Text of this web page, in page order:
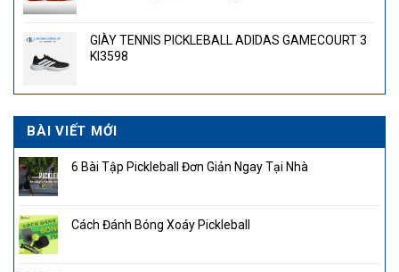
4.300.000₫.là:
GIÀY TENNIS PICKLEBALL ADIDAS GAMECOURT 3
KI3598
BÀI VIẾT MỚI
6 Bài Tập Pickleball Đơn Giản Ngay Tại Nhà
Cách Đánh Bóng Xoáy Pickleball